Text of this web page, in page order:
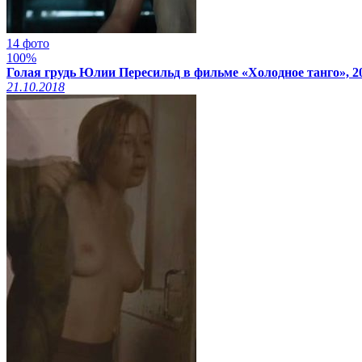
14 фото
100%
Голая грудь Юлии Пересильд в фильме «Холодное танго»,
21.10.2018